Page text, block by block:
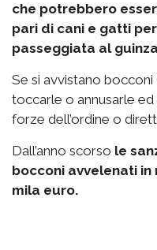
che potrebbero
pari di cani e gatti
passeggiata al
Se si avvistano
toccarle o annusarle
forze dell’ordine o
Dall’anno scorso le
bocconi avvelenati in
mila euro.